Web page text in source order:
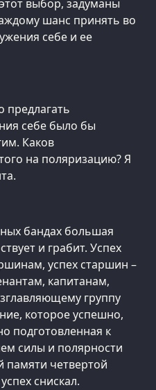
выбор, задуманы
шанс принять во
себе и ее
предлагать
себе было бы
Каков
на поляризацию? Я
бандах большая
и грабит. Успех
успех старшин –
капитанам,
группу
которое успешно,
подготовленная к
силы и полярности
памяти четвертой
снискал.